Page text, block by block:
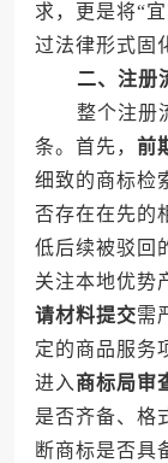
求，更是将“
过法律形式固
二、注册
整个注册流
条。首先， 前
细致的商标检
否存在在先的
低后续被驳回
关注本地优势
请材料提交需
定的商品服务
进入 商标局审
是否齐备、格
断商标是否具